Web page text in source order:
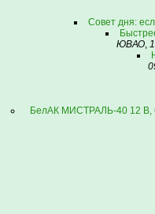
Совет дня:
ЮВАО,
БелАК МИСТРАЛЬ-40 12 В,